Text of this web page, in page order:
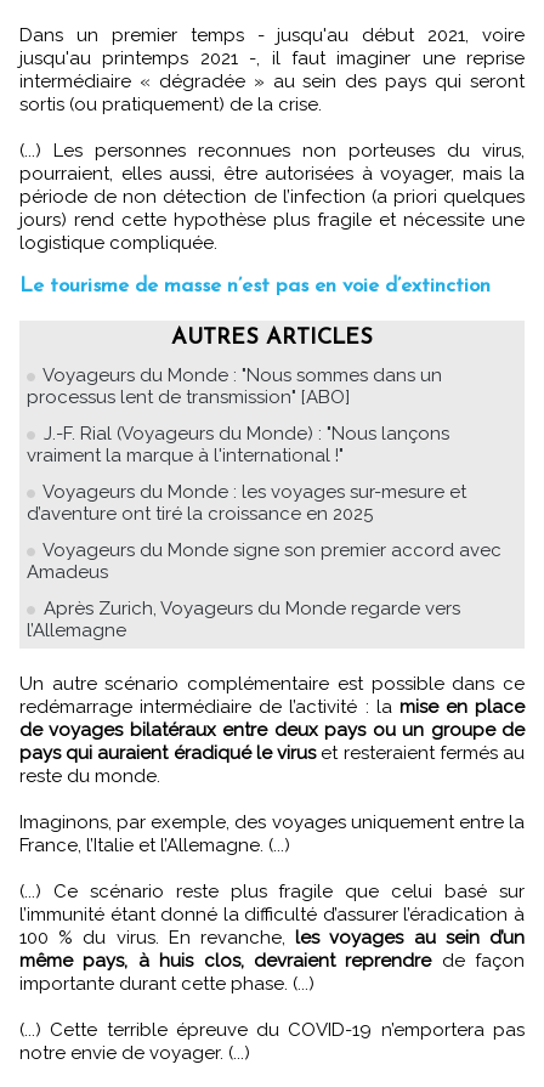
Dans un premier temps - jusqu'au début 2021, voire
jusqu'au printemps 2021 -, il faut imaginer une reprise
intermédiaire « dégradée » au sein des pays qui seront
sortis (ou pratiquement) de la crise.
(...) Les personnes reconnues non porteuses du virus,
pourraient, elles aussi, être autorisées à voyager, mais la
période de non détection de l’infection (a priori quelques
jours) rend cette hypothèse plus fragile et nécessite une
logistique compliquée.
Le tourisme de masse n’est pas en voie d’extinction
AUTRES ARTICLES
Voyageurs du Monde : "Nous sommes dans un
processus lent de transmission" [ABO]
J.-F. Rial (Voyageurs du Monde) : "Nous lançons
vraiment la marque à l'international !"
Voyageurs du Monde : les voyages sur-mesure et
d’aventure ont tiré la croissance en 2025
Voyageurs du Monde signe son premier accord avec
Amadeus
Après Zurich, Voyageurs du Monde regarde vers
l’Allemagne
Un autre scénario complémentaire est possible dans ce
redémarrage intermédiaire de l’activité : la mise en place
de voyages bilatéraux entre deux pays ou un groupe de
pays qui auraient éradiqué le viruset resteraient fermés au
reste du monde.
Imaginons, par exemple, des voyages uniquement entre la
France, l’Italie et l’Allemagne. (...)
(...) Ce scénario reste plus fragile que celui basé sur
l’immunité étant donné la difficulté d’assurer l’éradication à
100 % du virus. En revanche,les voyages au sein d’un
même pays, à huis clos, devraient reprendrede façon
importante durant cette phase. (...)
(...) Cette terrible épreuve du COVID-19 n’emportera pas
notre envie de voyager. (...)